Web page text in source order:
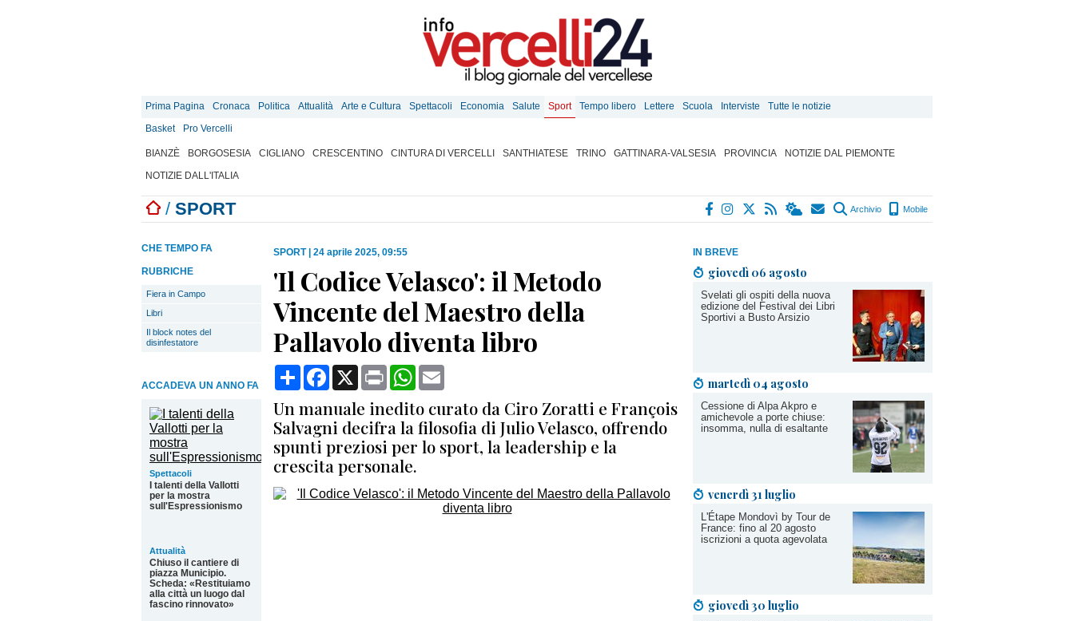
Prima Pagina Cronaca Politica Attualità Arte e Cultura Spettacoli Economia Salute Sport Tempo libero Lettere Scuola Interviste
Tutte le notizie
Basket
Pro Vercelli
BIANZÈ BORGOSESIA CIGLIANO CRESCENTINO CINTURA DI VERCELLI SANTHIATESE TRINO GATTINARA-VALSESIA PROVINCIA
NOTIZIE DAL PIEMONTE
NOTIZIE DALL'ITALIA
/ SPORT Archivio Mobile
IN BREVE
giovedì 06 agosto
Svelati gli ospiti della nuova
edizione del Festival dei Libri
Sportivi a Busto Arsizio
martedì 04 agosto
Cessione di Alpa Akpro e
amichevole a porte chiuse:
insomma, nulla di esaltante
venerdì 31 luglio
L'Étape Mondovì by Tour de
France: fino al 20 agosto
iscrizioni a quota agevolata
giovedì 30 luglio
CHE TEMPO FA
RUBRICHE
Fiera in Campo
Libri
Il block notes del
disinfestatore
ACCADEVA UN ANNO FA
Spettacoli
I talenti della Vallotti
per la mostra
sull'Espressionismo
Attualità
Chiuso il cantiere di
piazza Municipio.
Scheda: «Restituiamo
alla città un luogo dal
fascino rinnovato»
SPORT| 24 aprile 2025, 09:55
'Il Codice Velasco': il Metodo
Vincente del Maestro della
Pallavolo diventa libro
CondividiFacebook
X Print WhatsApp
Un manuale inedito curato da Ciro Zoratti e François
Salvagni decifra la filosofia di Julio Velasco, offrendo
spunti preziosi per lo sport, la leadership e la
crescita personale.